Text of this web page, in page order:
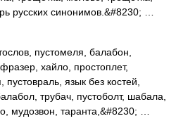
русских синонимов.&#8230; …
пустомеля, балабон,
хайло, простоплет,
язык без костей,
трубач, пустоболт, шабала,
мудозвон, таранта,&#8230; …